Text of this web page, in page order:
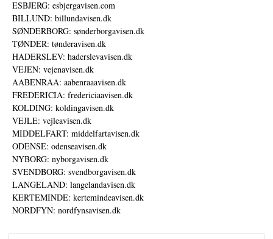
ESBJERG: esbjergavisen.com
BILLUND: billundavisen.dk
SØNDERBORG: sønderborgavisen.dk
TØNDER: tønderavisen.dk
HADERSLEV: haderslevavisen.dk
VEJEN: vejenavisen.dk
AABENRAA: aabenraaavisen.dk
FREDERICIA: fredericiaavisen.dk
KOLDING: koldingavisen.dk
VEJLE: vejleavisen.dk
MIDDELFART: middelfartavisen.dk
ODENSE: odenseavisen.dk
NYBORG: nyborgavisen.dk
SVENDBORG: svendborgavisen.dk
LANGELAND: langelandavisen.dk
KERTEMINDE: kertemindeavisen.dk
NORDFYN: nordfynsavisen.dk